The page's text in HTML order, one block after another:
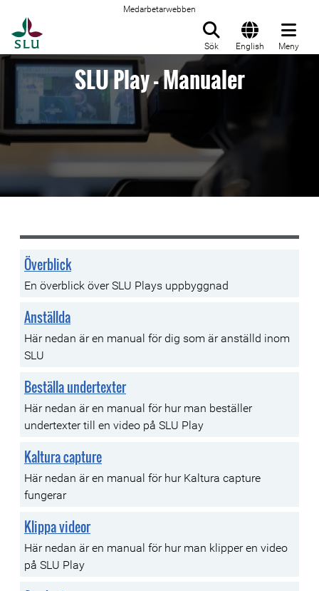
Medarbetarwebben
Sök English Meny
SLU Play - Manualer
Överblick
En överblick över SLU Plays uppbyggnad
Anställda
Här nedan är en manual för dig som är anställd inom
SLU
Beställa undertexter
Här nedan är en manual för hur man beställer
undertexter till en video på SLU Play
Kaltura capture
Här nedan är en manual för hur Kaltura capture
fungerar
Klippa videor
Här nedan är en manual för hur man klipper en video
på SLU Play